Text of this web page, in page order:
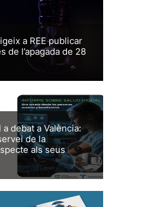
a REE publicar
de l’apagada de 28
debat a València:
de la
als seus